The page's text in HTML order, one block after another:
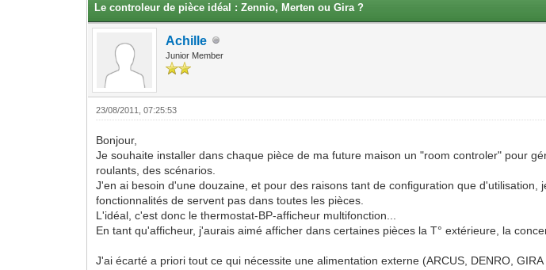
Le controleur de pièce idéal : Zennio, Merten ou Gira ?
Achille
Junior Member
23/08/2011, 07:25:53
Bonjour,
Je souhaite installer dans chaque pièce de ma future maison un "room controler" pour
roulants, des scénarios.
J'en ai besoin d'une douzaine, et pour des raisons tant de configuration que
fonctionnalités de servent pas dans toutes les pièces.
L'idéal, c'est donc le thermostat-BP-afficheur multifonction...
En tant qu'afficheur, j'aurais aimé afficher dans certaines pièces la T° extérieure, la
J'ai écarté a priori tout ce qui nécessite une alimentation externe (ARCUS, DENRO,